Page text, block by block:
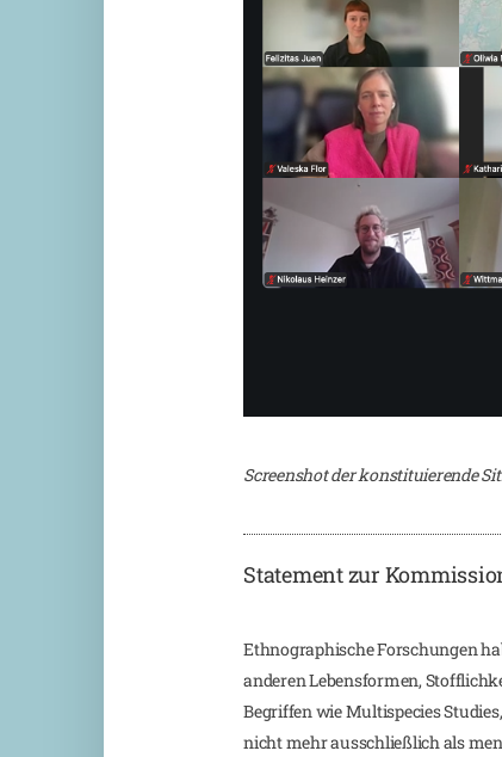
Screenshot der konstituierende
Statement zur
Ethnographische Forschungen
anderen Lebensformen,
Begriffen wie Multispecies
nicht mehr ausschließlich als